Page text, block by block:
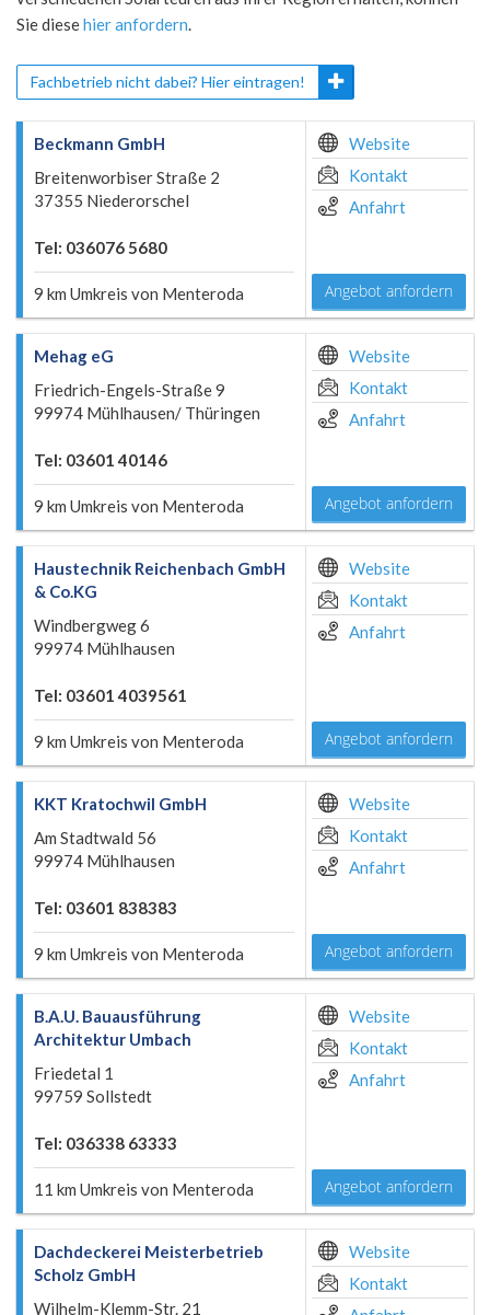
Sie diesehier anfordern.
Fachbetrieb nicht dabei? Hier eintragen!
Beckmann GmbH
Breitenworbiser Straße 2
37355 Niederorschel
Tel: 036076 5680
9 km Umkreis von Menteroda
Website
Kontakt
Anfahrt
Angebot anfordern
Mehag eG
Friedrich-Engels-Straße 9
99974 Mühlhausen/ Thüringen
Tel: 03601 40146
9 km Umkreis von Menteroda
Website
Kontakt
Anfahrt
Angebot anfordern
Haustechnik Reichenbach GmbH
& Co.KG
Windbergweg 6
99974 Mühlhausen
Tel: 03601 4039561
9 km Umkreis von Menteroda
Website
Kontakt
Anfahrt
Angebot anfordern
KKT Kratochwil GmbH
Am Stadtwald 56
99974 Mühlhausen
Tel: 03601 838383
9 km Umkreis von Menteroda
Website
Kontakt
Anfahrt
Angebot anfordern
B.A.U. Bauausführung
Architektur Umbach
Friedetal 1
99759 Sollstedt
Tel: 036338 63333
11 km Umkreis von Menteroda
Website
Kontakt
Anfahrt
Angebot anfordern
Dachdeckerei Meisterbetrieb
Scholz GmbH
Wilhelm-Klemm-Str. 21
Website
Kontakt